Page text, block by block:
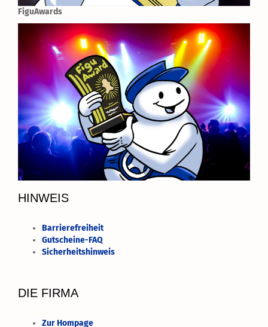
FiguAwards
HINWEIS
Barrierefreiheit
Gutscheine-FAQ
Sicherheitshinweis
DIE FIRMA
Zur Hompage